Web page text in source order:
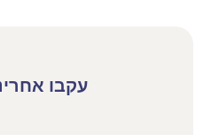
עקבו